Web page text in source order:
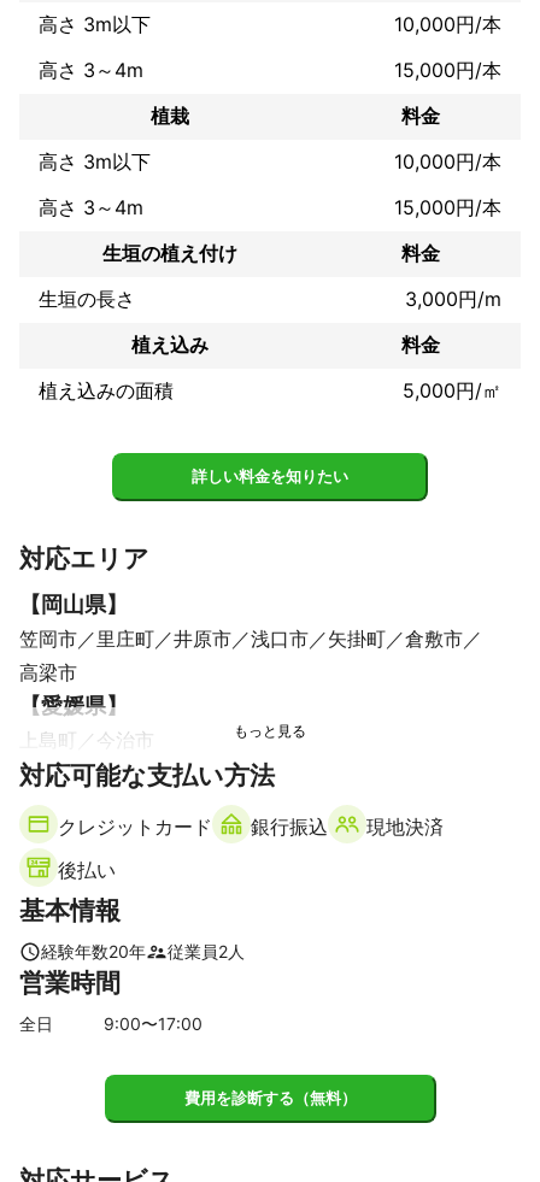
ただ安いのは理由があります。
当社の商品及び工事はきっとご満足して頂ける事と思います。
高さ 3m以下
10,000円/本
高さ 3～4m
15,000円/本
植栽
料金
高さ 3m以下
10,000円/本
高さ 3～4m
15,000円/本
生垣の植え付け
料金
生垣の長さ
3,000円/m
植え込み
料金
植え込みの面積
5,000円/㎡
詳しい料金を知りたい
対応エリア
【 岡山県】
笠岡市 里庄町 井原市 浅口市 矢掛町
倉敷市
高梁市
【愛媛県】
上島町 今治市
【香川県】
多度津町
【広島県】
尾道市 福山市
神石高原町
対応可能な支払い方法
クレジットカード 銀行振込
現地決済
後払い
基本情報
経験年数20年 従業員2人
営業時間
全日 9:00〜17:00
費用を診断する（無料）